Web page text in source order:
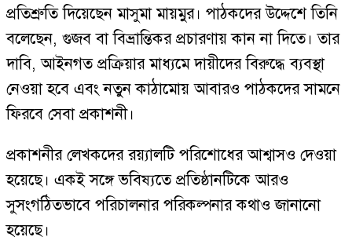
প্রতিশ্রুতি দিয়েছেন মাসুমা মায়মুর। পাঠকদের উদ্দেশে তিনি
বলেছেন, গুজব বা বিভ্রান্তিকর প্রচারণায় কান না দিতে। তার
দাবি, আইনগত প্রক্রিয়ার মাধ্যমে দায়ীদের বিরুদ্ধে ব্যবস্থা
নেওয়া হবে এবং নতুন কাঠামোয় আবারও পাঠকদের সামনে
ফিরবে সেবা প্রকাশনী।
প্রকাশনীর লেখকদের রয়্যালটি পরিশোধের আশ্বাসও দেওয়া
হয়েছে। একই সঙ্গে ভবিষ্যতে প্রতিষ্ঠানটিকে আরও
সুসংগঠিতভাবে পরিচালনার পরিকল্পনার কথাও জানানো
হয়েছে।